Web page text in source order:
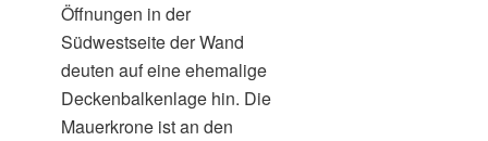
Öffnungen in der
Südwestseite der Wand
deuten auf eine ehemalige
Deckenbalkenlage hin. Die
Mauerkrone ist an den